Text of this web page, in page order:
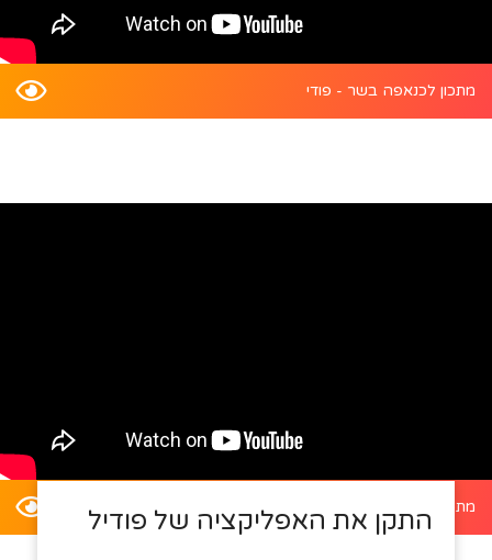
מתכון לכנאפה בשר - פודי
מתכון לדלעת ערמונים במילוי סלט קינואה - פודי
התקן את האפליקציה של פודיל